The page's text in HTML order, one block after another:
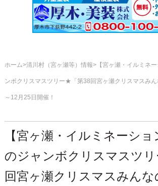
ホーム 清川村（宮ヶ瀬等）情報 【宮ヶ瀬・イルミネ
ンボクリスマスツリー★「第38回宮ヶ瀬クリスマスみ
～12月25日開催！
【宮ヶ瀬・イルミネーショ
のジャンボクリスマスツ
回宮ヶ瀬クリスマスみんな